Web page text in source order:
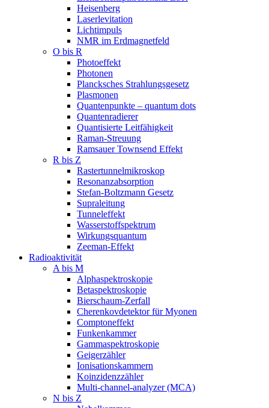
Heisenberg
Laserlevitation
Lichtimpuls
NMR im Erdmagnetfeld
O bis R
Photoeffekt
Photonen
Plancksches Strahlungsgesetz
Plasmonen
Quantenpunkte – quantum dots
Quantenradierer
Quantisierte Leitfähigkeit
Raman-Streuung
Ramsauer Townsend Effekt
R bis Z
Rastertunnelmikroskop
Resonanzabsorption
Stefan-Boltzmann Gesetz
Supraleitung
Tunneleffekt
Wasserstoffspektrum
Wirkungsquantum
Zeeman-Effekt
Radioaktivität
A bis M
Alphaspektroskopie
Betaspektroskopie
Bierschaum-Zerfall
Cherenkovdetektor für Myonen
Comptoneffekt
Funkenkammer
Gammaspektroskopie
Geigerzähler
Ionisationskammern
Koinzidenzzähler
Multi-channel-analyzer (MCA)
N bis Z